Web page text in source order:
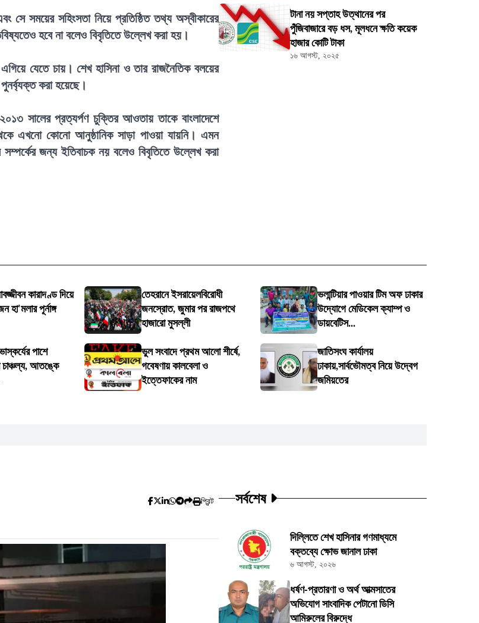
সে সময়ের সহিংসতা নিয়ে প্রতিষ্ঠিত তথ্য অস্বীকারের
হবে না বলেও বিবৃতিতে উল্লেখ করা হয়।
যেতে চায়। শেখ হাসিনা ও তার রাজনৈতিক বলয়ের
করা হয়েছে।
২০১৩ সালের প্রত্যর্পণ চুক্তির আওতায় তাকে বাংলাদেশে
এখনো কোনো আনুষ্ঠানিক সাড়া পাওয়া যায়নি। এমন
জন্য ইতিবাচক নয় বলেও বিবৃতিতে উল্লেখ করা
টানা নয় সপ্তাহ উত্থানের পর
পুঁজিবাজারে বড় ধস, মূলধনে ক্ষতি কয়েক
হাজার কোটি টাকা
১৬ আগস্ট, ২০২৫
কারাদণ্ড দিয়ে
হা'মলার পূর্নাঙ্গ
তেহরানে ইসরায়েলবিরোধী
জনস্রোত, জুমার পর রাজপথে
হাজারো মুসল্লী
ভলান্টিয়ার পাওয়ার টিম অফ ঢাকার
উদ্যোগে মেডিকেল ক্যাম্প ও
ডায়বেটিস...
পাশে
চাঞ্চল্য, আতঙ্কে
ভুল সংবাদে প্রথম আলো শীর্ষে,
গবেষণায় কালবেলা ও
ইত্তেফাকের নাম
জাতিসংঘ কার্যালয়
ঢাকায়,সার্বভৌমত্ব নিয়ে উদ্বেগ
জমিয়তের
প্রিন্ট সর্বশেষ
দিল্লিতে শেখ হাসিনার গণমাধ্যমে
বক্তব্যে ক্ষোভ জানাল ঢাকা
৬ আগস্ট, ২০২৬
ধর্ষণ-প্রতারণা ও অর্থ আত্মসাতের
অভিযোগ সাংবাদিক পেটানো ডিসি
আমিরুলের বিরুদ্ধে